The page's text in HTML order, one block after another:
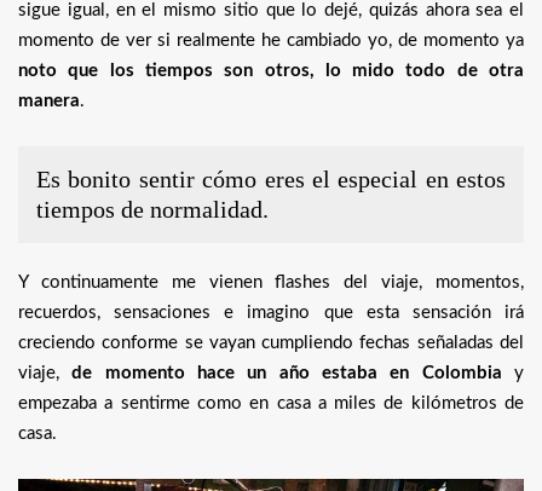
sigue igual, en el mismo sitio que lo dejé, quizás ahora sea el
momento de ver si realmente he cambiado yo, de momento ya
noto que los tiempos son otros, lo mido todo de otra
manera.
Es bonito sentir cómo eres el especial en estos
tiempos de normalidad.
Y continuamente me vienen flashes del viaje, momentos,
recuerdos, sensaciones e imagino que esta sensación irá
creciendo conforme se vayan cumpliendo fechas señaladas del
viaje,de momento hace un año estaba en Colombia y
empezaba a sentirme como en casa a miles de kilómetros de
casa.